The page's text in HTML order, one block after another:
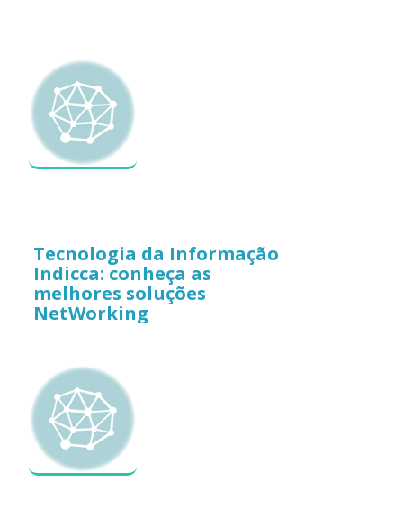
Tecnologia da Informação
Indicca: conheça as
melhores soluções
NetWorking